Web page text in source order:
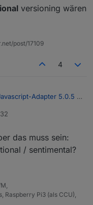
versioning wären
post/17109
4
Adapter 5.0.5 -
an
emotionalversioning
versioning :)
das muss sein:
/ sentimental?
Raspberry Pi3 (als CCU),